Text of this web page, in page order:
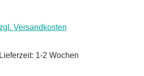
Versandkosten
1-2 Wochen